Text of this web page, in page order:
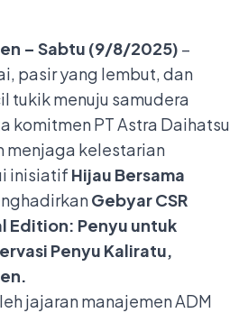
– Sabtu (9/8/2025) –
pasir yang lembut, dan
tukik menuju samudera
komitmen PT Astra Daihatsu
menjaga kelestarian
inisiatif Hijau Bersama
Gebyar CSR
Edition: Penyu untuk
Penyu Kaliratu,
jajaran manajemen ADM